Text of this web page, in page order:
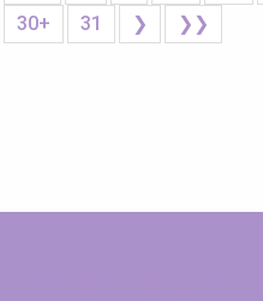
30+
31 ❯ ❯❯